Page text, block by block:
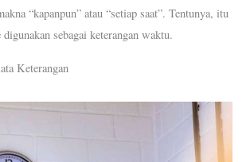
“kapanpun” atau “setiap saat”. Tentunya, itu
sebagai keterangan waktu.
Keterangan